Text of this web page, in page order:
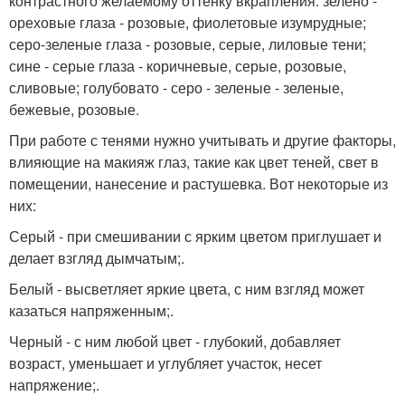
ореховые глаза - розовые, фиолетовые изумрудные;
серо-зеленые глаза - розовые, серые, лиловые тени;
сине - серые глаза - коричневые, серые, розовые,
сливовые; голубовато - серо - зеленые - зеленые,
бежевые, розовые.
При работе с тенями нужно учитывать и другие факторы,
влияющие на макияж глаз, такие как цвет теней, свет в
помещении, нанесение и растушевка. Вот некоторые из
них:
Серый - при смешивании с ярким цветом приглушает и
делает взгляд дымчатым;.
Белый - высветляет яркие цвета, с ним взгляд может
казаться напряженным;.
Черный - с ним любой цвет - глубокий, добавляет
возраст, уменьшает и углубляет участок, несет
напряжение;.